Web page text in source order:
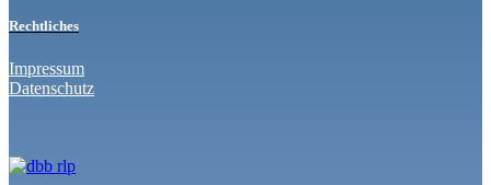
Rechtliches
Impressum
Datenschutz